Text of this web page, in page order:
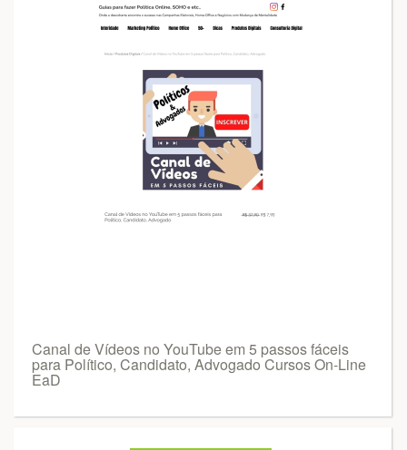
Canal de Vídeos no YouTube em 5 passos fáceis
para Político, Candidato, Advogado Cursos On-Line
EaD